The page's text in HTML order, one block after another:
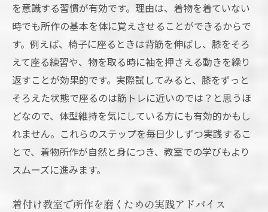
を意識する習慣が有効です。理由は、着物を着ていない
時でも所作の基本を体に覚えさせることができるからで
す。例えば、椅子に座るときは背筋を伸ばし、膝をそろ
えて座る練習や、物を取る時に袖を押さえる動きを繰り
返すことが効果的です。実際試してみると、膝をずっと
そろえた状態で座るのは筋トレに近いのでは？と思うほ
どなので、体型維持を気にしている方にも有効的かもし
れません。これらのステップを毎日少しずつ実践するこ
とで、着物所作が自然と身につき、教室での学びもより
スムーズに進みます。
着付け教室で所作を磨くための実践アドバイス